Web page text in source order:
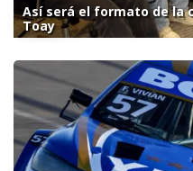
Así será el formato de la
Toay